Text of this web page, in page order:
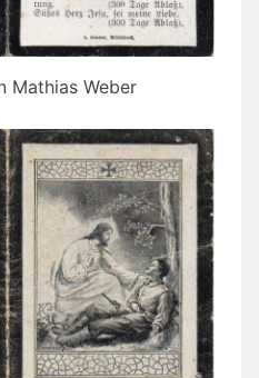
Mathias Weber